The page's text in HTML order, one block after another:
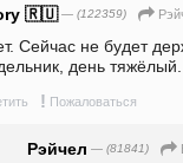
🇷🇺— (122359)
Сейчас не будет
день тяжёлый.
! Пожаловаться
Рэйчел — (81841)